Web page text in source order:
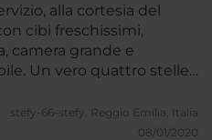
alla cortesia del
cibi freschissimi,
camera grande e
Un vero quattro stelle
l'ottimo rapporto
stefy-66-stefy.
Reggio Emilia, Italia
08/01/2020